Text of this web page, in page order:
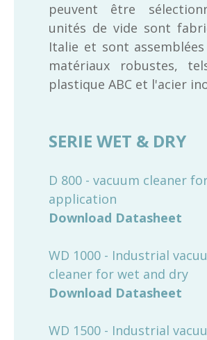
peuvent être
unités de vide sont
Italie et sont assemblées
matériaux robustes,
plastique ABC et l'acier
SERIE WET & DRY
D 800 - vacuum cleaner
application
Download Datasheet
WD 1000 - Industrial
cleaner for wet and dry
Download Datasheet
WD 1500 - Industrial